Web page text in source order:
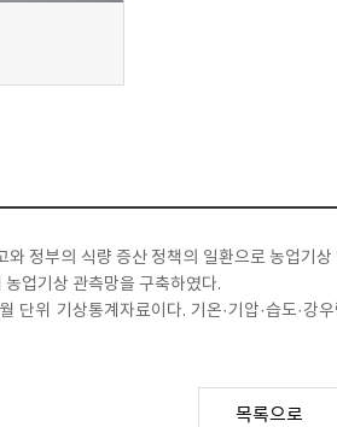
정부의 식량 증산 정책의 일환으로 농업기
업기상 관측망을 구축하였다.
위 기상통계자료이다. 기온·기압·습도·
목록으로